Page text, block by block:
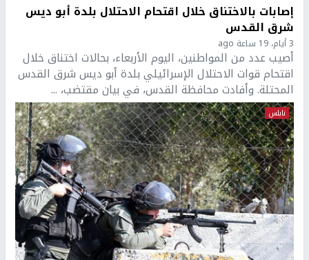
إصابات بالاختناق خلال اقتحام الاحتلال بلدة أبو ديس
شرق القدس
3 أيام، 19 ساعة ago
أصيب عدد من المواطنين، اليوم الأربعاء، بحالات اختناق خلال
اقتحام قوات الاحتلال الإسرائيلي بلدة أبو ديس شرق القدس
المحتلة. وأفادت محافظة القدس، في بيان مقتضب، ...
نابلس